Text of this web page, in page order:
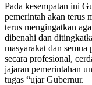
Pada kesempatan ini
pemerintah akan terus
terus mengingatkan
dibenahi dan
masyarakat dan
secara profesional,
jajaran pemerintahan
tugas “ujar Gubernur.